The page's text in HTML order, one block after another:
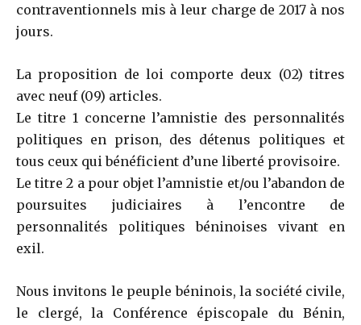
contraventionnels mis à leur charge de 2017 à nos
jours.
La proposition de loi comporte deux (02) titres
avec neuf (09) articles.
Le titre 1 concerne l’amnistie des personnalités
politiques en prison, des détenus politiques et
tous ceux qui bénéficient d’une liberté provisoire.
Le titre 2 a pour objet l’amnistie et/ou l’abandon de
poursuites judiciaires à l’encontre de
personnalités politiques béninoises vivant en
exil.
Nous invitons le peuple béninois, la société civile,
le clergé, la Conférence épiscopale du Bénin,